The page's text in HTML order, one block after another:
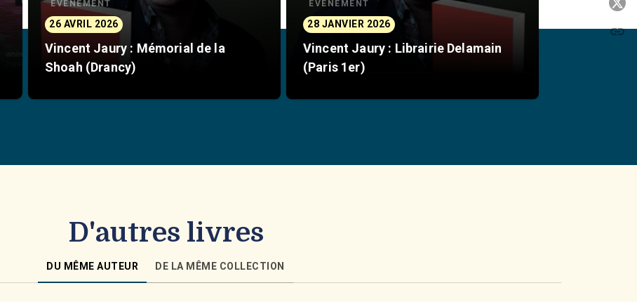
ÉVÈNEMENT
26 AVRIL 2026
Vincent Jaury : Mémorial de la
Shoah (Drancy)
ÉVÈNEMENT
28 JANVIER 2026
Vincent Jaury : Librairie Delamain
(Paris 1er)
D'autres livres
DU MÊME AUTEUR DE LA MÊME COLLECTION
link